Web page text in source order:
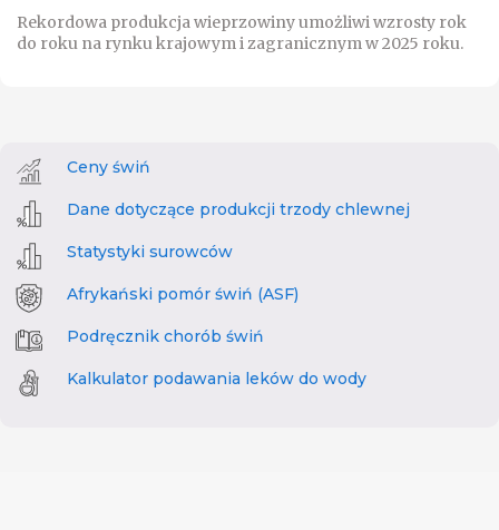
Rekordowa produkcja wieprzowiny umożliwi wzrosty rok
do roku na rynku krajowym i zagranicznym w 2025 roku.
Ceny świń
Dane dotyczące produkcji trzody chlewnej
Statystyki surowców
Afrykański pomór świń (ASF)
Podręcznik chorób świń
Kalkulator podawania leków do wody